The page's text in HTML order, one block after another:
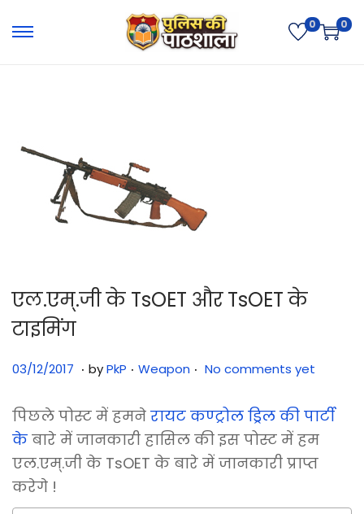
0 0
एल.एम्.जी के TsOET और TsOET के
टाइमिंग
Posted on
03/12/2017 3
/
0
7
2
. byPkP . Posted in
Weapon . No comments yet
पिछले पोस्ट में हमने रायट कण्ट्रोल ड्रिल की पार्टी
के बारे में जानकारी हासिल की इस पोस्ट में हम
एल.एम्.जी के TsOET के बारे में जानकारी प्राप्त
करेगे !